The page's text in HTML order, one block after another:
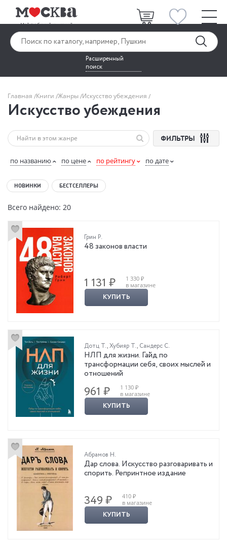
Расширенный
поиск
Главная Книги Жанры Искусство убеждения
Искусство убеждения
ФИЛЬТРЫ
по названию по цене по рейтингу по дате
НОВИНКИ БЕСТСЕЛЛЕРЫ
Всего найдено: 20
Грин Р.
48 законов власти
1 131 ₽
1 330 ₽
в магазине
КУПИТЬ
Дотц Т.,Хубияр Т., Сандерс С.
НЛП для жизни. Гайд по
трансформации себя, своих мыслей и
отношений
961 ₽
1 130 ₽
в магазине
КУПИТЬ
Абрамов Н.
Дар слова. Искусство разговаривать и
спорить. Репринтное издание
349 ₽
410 ₽
в магазине
КУПИТЬ